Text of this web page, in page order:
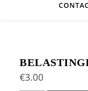
€3.00